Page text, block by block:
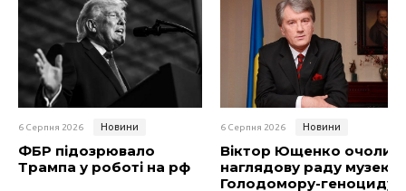
6 Серпня 2026 Новини
ФБР підозрювало
Трампа у роботі на рф
6 Серпня 2026 Новини
Віктор Ющенко очолив
наглядову раду музею
Голодомору-геноциду